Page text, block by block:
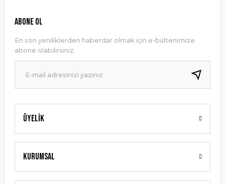
Ürün resmi kalitesiz, bozuk veya görüntülenemiyor.
Ürün bilgilerinde hatalar bulunuyor.
Ürün fiyatı diğer sitelerden daha pahalı.
Bu ürüne benzer farklı alternatifler olmalı.
Gönder
Üyelik
Kurumsal
ABONE OL
En son yeniliklerden haberdar olmak için e-bültenimize
abone olabilirsiniz.